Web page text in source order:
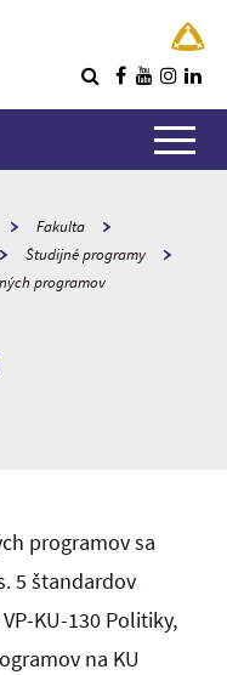
Fakulta
Študijné programy
programov
programov sa
5 štandardov
KU-130 Politiky,
na KU